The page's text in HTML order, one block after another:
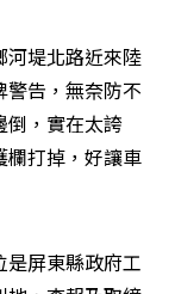
河堤北路近來陸
告，無奈防不
倒，實在太誇
欄打掉，好讓車
屏東縣政府工